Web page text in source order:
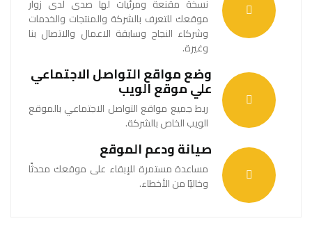
نسخة مقنعة ومرئيات لها صدى لدى زوار
موقعك للتعرف بالشركة والمنتجات والخدمات
وشركاء النجاح وسابقة الاعمال والاتصال بنا
وغيرة.
وضع مواقع التواصل الاجتماعي
علي موقع الويب
ربط جميع مواقع التواصل الاجتماعي بالموقع
الويب الخاص بالشركة.
صيانة ودعم الموقع
مساعدة مستمرة للإبقاء على موقعك محدثًا
وخاليًا من الأخطاء.